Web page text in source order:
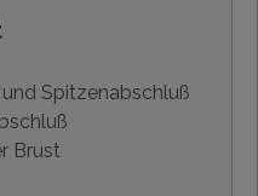
Spitzenabschluß
Brust